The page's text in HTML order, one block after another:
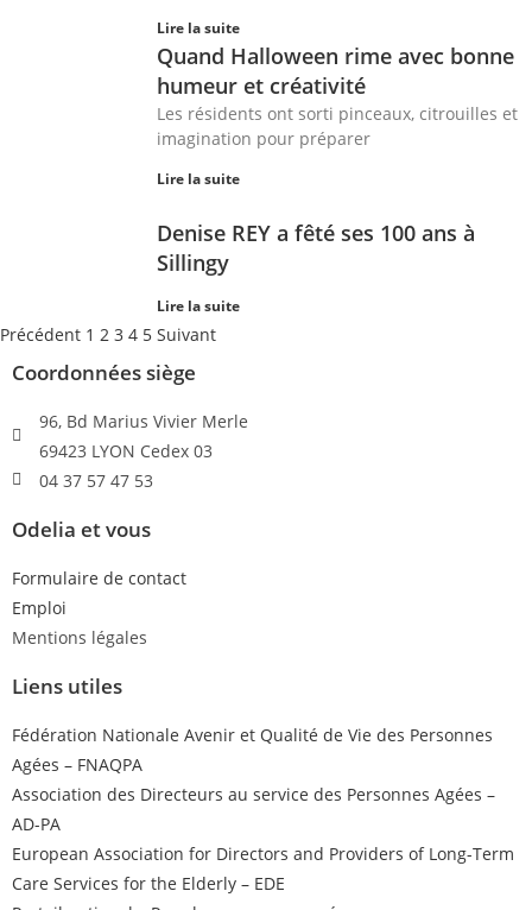
Lire la suite
Quand Halloween rime avec bonne
humeur et créativité
Les résidents ont sorti pinceaux, citrouilles et
imagination pour préparer
Lire la suite
Denise REY a fêté ses 100 ans à
Sillingy
Lire la suite
Précédent 1 2 3 4 5 Suivant
Coordonnées siège
96, Bd Marius Vivier Merle
69423 LYON Cedex 03
04 37 57 47 53
Odelia et vous
Formulaire de contact
Emploi
Mentions légales
Liens utiles
Fédération Nationale Avenir et Qualité de Vie des Personnes
Agées – FNAQPA
Association des Directeurs au service des Personnes Agées –
AD-PA
European Association for Directors and Providers of Long-Term
Care Services for the Elderly – EDE